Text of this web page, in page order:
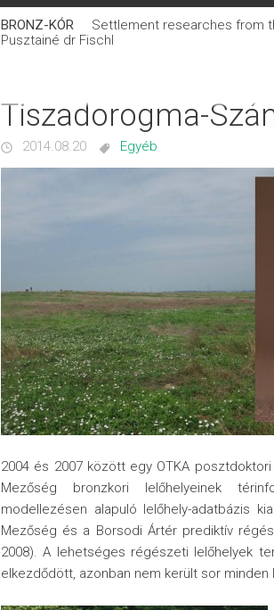
BRONZ-KÓR
Settlement researches from
Pusztainé dr Fischl
Tiszadorogma-
2014.08.20 Egyéb
2004 és 2007 között egy OTKA
Mezőség bronzkori lelőhelyeinek
modellezésen alapuló lelőhely-adatbázis
Mezőség és a Borsodi Ártér prediktív
2008). A lehetséges régészeti lelőhelyek
elkezdődött, azonban nem került sor